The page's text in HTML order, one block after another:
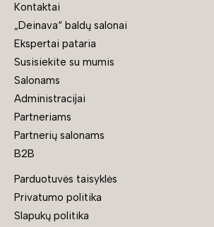
Kontaktai
„Deinava“ baldų salonai
Ekspertai pataria
Susisiekite su mumis
Salonams
Administracijai
Partneriams
Partnerių salonams
B2B
Parduotuvės taisyklės
Privatumo politika
Slapukų politika